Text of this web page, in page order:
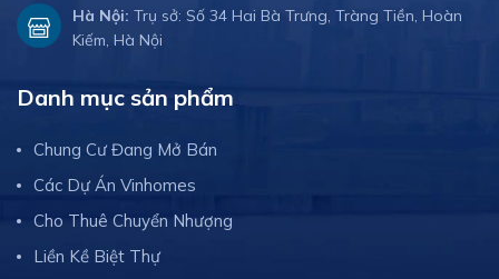
Hà Nội: Trụ sở: Số 34 Hai Bà Trưng, Tràng Tiền, Hoàn
Kiếm, Hà Nội
Danh mục sản phẩm
Chung Cư Đang Mở Bán
Các Dự Án Vinhomes
Cho Thuê Chuyển Nhượng
Liền Kề Biệt Thự